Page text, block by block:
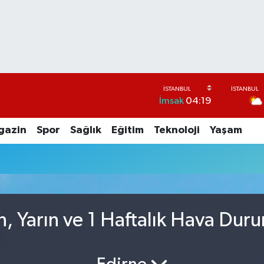
İmsak 04:19
Spor Sağlık Eğitim Teknoloji Yaşam
Yarın ve 1 Haftalık Hava